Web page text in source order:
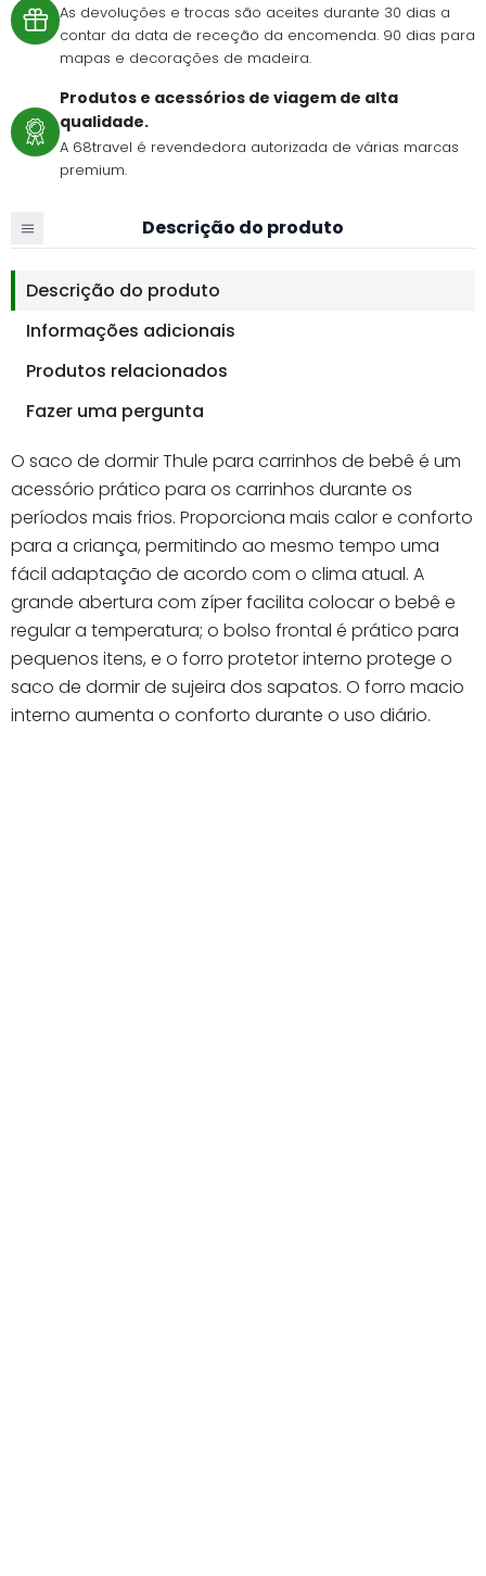
As devoluções e trocas são aceites durante 30 dias a
contar da data de receção da encomenda. 90 dias para
mapas e decorações de madeira.
Produtos e acessórios de viagem de alta
qualidade.
A 68travel é revendedora autorizada de várias marcas
premium.
Descrição do produto
Descrição do produto
Informações adicionais
Produtos relacionados
Fazer uma pergunta
O saco de dormir Thule para carrinhos de bebê é um
acessório prático para os carrinhos durante os
períodos mais frios. Proporciona mais calor e conforto
para a criança, permitindo ao mesmo tempo uma
fácil adaptação de acordo com o clima atual. A
grande abertura com zíper facilita colocar o bebê e
regular a temperatura; o bolso frontal é prático para
pequenos itens, e o forro protetor interno protege o
saco de dormir de sujeira dos sapatos. O forro macio
interno aumenta o conforto durante o uso diário.